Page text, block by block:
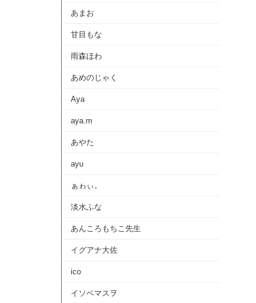
あまお
甘目もな
雨森ほわ
あめのじゃく
Aya
aya.m
あやた
ayu
ぁゎぃ。
淡水ふな
あんころもちこ先生
イグアナ大佐
ico
イソベマスヲ